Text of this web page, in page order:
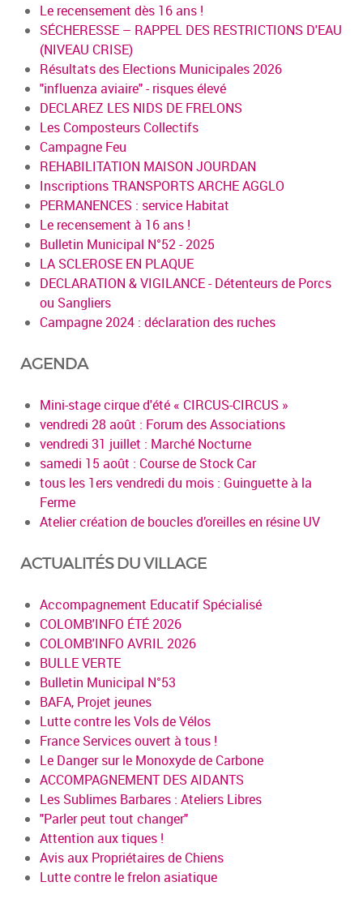
Le recensement dès 16 ans !
SÉCHERESSE – RAPPEL DES RESTRICTIONS D'EAU
(NIVEAU CRISE)
Résultats des Elections Municipales 2026
"influenza aviaire" - risques élevé
DECLAREZ LES NIDS DE FRELONS
Les Composteurs Collectifs
Campagne Feu
REHABILITATION MAISON JOURDAN
Inscriptions TRANSPORTS ARCHE AGGLO
PERMANENCES : service Habitat
Le recensement à 16 ans !
Bulletin Municipal N°52 - 2025
LA SCLEROSE EN PLAQUE
DECLARATION & VIGILANCE - Détenteurs de Porcs
ou Sangliers
Campagne 2024 : déclaration des ruches
AGENDA
Mini-stage cirque d'été « CIRCUS-CIRCUS »
vendredi 28 août : Forum des Associations
vendredi 31 juillet : Marché Nocturne
samedi 15 août : Course de Stock Car
tous les 1ers vendredi du mois : Guinguette à la
Ferme
Atelier création de boucles d’oreilles en résine UV
ACTUALITÉS DU VILLAGE
Accompagnement Educatif Spécialisé
COLOMB'INFO ÉTÉ 2026
COLOMB'INFO AVRIL 2026
BULLE VERTE
Bulletin Municipal N°53
BAFA, Projet jeunes
Lutte contre les Vols de Vélos
France Services ouvert à tous !
Le Danger sur le Monoxyde de Carbone
ACCOMPAGNEMENT DES AIDANTS
Les Sublimes Barbares : Ateliers Libres
"Parler peut tout changer"
Attention aux tiques !
Avis aux Propriétaires de Chiens
Lutte contre le frelon asiatique